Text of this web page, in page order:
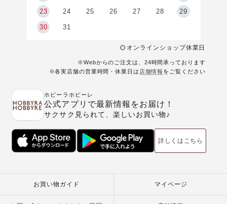
23 24 25 26 27 28 29
30 31
オンラインショップ休業日
※Webからのご注文は、24時間承っております
※各実店舗の営業時間・休業日は 店舗情報 をご覧ください
ホビーラホビーレ
公式アプリで最新情報をお届け！
サクサク見られて、楽しいお買い物♪
詳しくはこちら
お買い物ガイド マイページ